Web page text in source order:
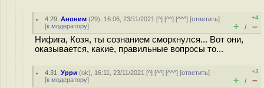
4.29 ,Аноним (29), 16:06, 23/11/2021 [^] [^^] [^^^] [ответить]
[к модератору]
+4
+ / –
Нифига, Козя, ты сознанием сморкнулся... Вот они,
оказывается, какие, правильные вопросы то...
4.31 ,Урри (ok), 16:11, 23/11/2021 [^] [^^] [^^^] [ответить]
[к модератору]
+3
+ / –